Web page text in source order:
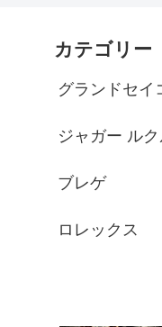
カテゴリー
グランドセイ
ジャガー ルク
ブレゲ
ロレックス